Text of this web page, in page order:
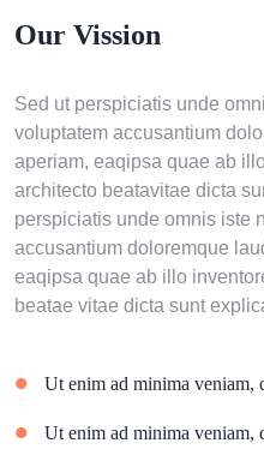
Our Vission
Sed ut perspiciatis unde
voluptatem accusantium
aperiam, eaqipsa quae ab
architecto beatavitae dicta
perspiciatis unde omnis iste
accusantium doloremque
eaqipsa quae ab illo
beatae vitae dicta sunt
Ut enim ad minima veniam,
Ut enim ad minima veniam,